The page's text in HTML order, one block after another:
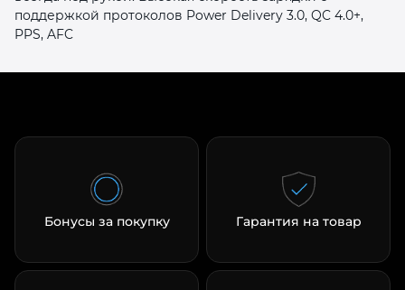
поддержкой протоколов Power Delivery 3.0, QC 4.0+,
PPS, AFC
Бонусы за покупку Гарантия на товар